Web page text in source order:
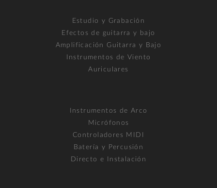
Estudio y Grabación
Efectos de guitarra y bajo
Amplificación Guitarra y Bajo
Instrumentos de Viento
Auriculares
Instrumentos de Arco
Micrófonos
Controladores MIDI
Batería y Percusión
Directo e Instalación